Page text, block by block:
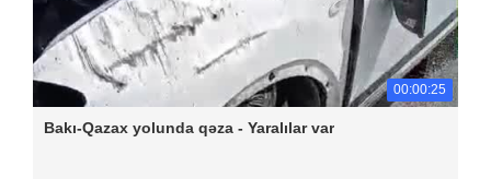
00:00:25
Bakı-Qazax yolunda qəza - Yaralılar var